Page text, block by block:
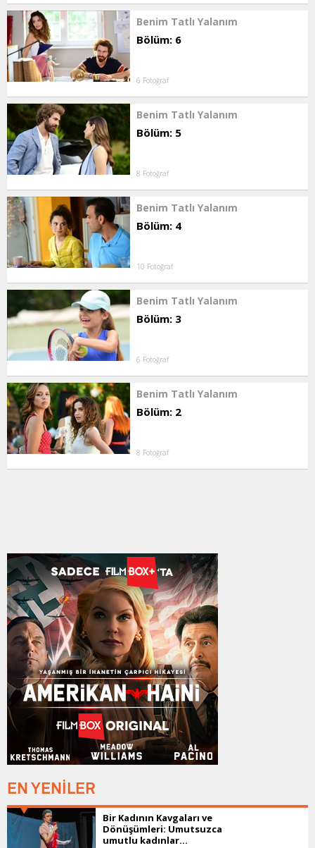
Benim Tatlı Yalanım
Bölüm: 6
6 Fotoğraf
Benim Tatlı Yalanım
Bölüm: 5
8 Fotoğraf
Benim Tatlı Yalanım
Bölüm: 4
10 Fotoğraf
Benim Tatlı Yalanım
Bölüm: 3
6 Fotoğraf
Benim Tatlı Yalanım
Bölüm: 2
8 Fotoğraf
EN YENİLER
Bir Kadının Kavgaları ve
Dönüşümleri: Umutsuzca
umutlu kadınlar...